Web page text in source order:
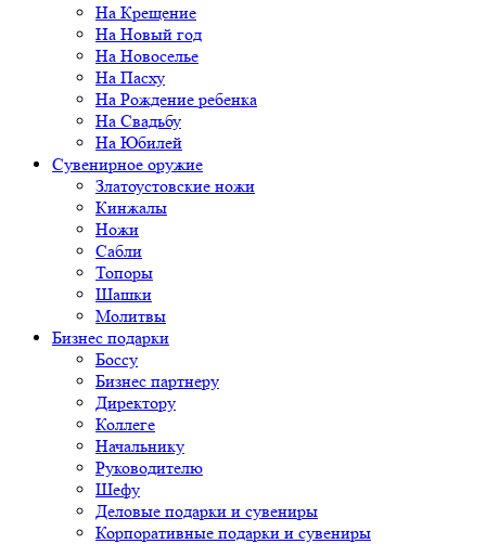
На Крещение
На Новый год
На Новоселье
На Пасху
На Рождение ребенка
На Свадьбу
На Юбилей
Сувенирное оружие
Златоустовские ножи
Кинжалы
Ножи
Сабли
Топоры
Шашки
Молитвы
Бизнес подарки
Боссу
Бизнес партнеру
Директору
Коллеге
Начальнику
Руководителю
Шефу
Деловые подарки и сувениры
Корпоративные подарки и сувениры